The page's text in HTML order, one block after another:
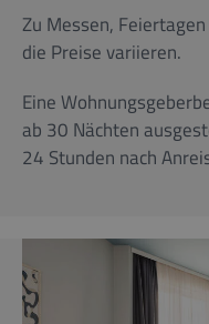
Zu Messen,
die Preise variieren.
Eine
ab 30 Nächten
24 Stunden nach